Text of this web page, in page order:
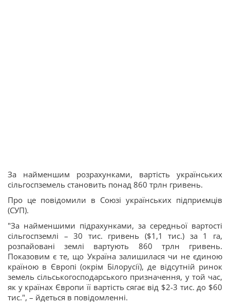
За найменшим розрахунками, вартість українських
сільгоспземель становить понад 860 трлн гривень.
Про це повідомили в Союзі українських підприємців
(СУП).
"За найменшими підрахунками, за середньої вартості
сільгоспземлі – 30 тис. гривень ($1,1 тис.) за 1 га,
розпайовані землі вартують 860 трлн гривень.
Показовим є те, що Україна залишилася чи не єдиною
країною в Європі (окрім Білорусії), де відсутній ринок
земель сільськогосподарського призначення, у той час,
як у країнах Європи її вартість сягає від $2-3 тис. до $60
тис.", – йдеться в повідомленні.